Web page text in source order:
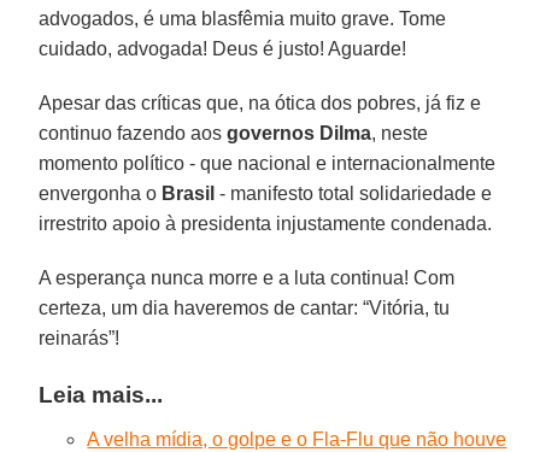
advogados, é uma blasfêmia muito grave. Tome
cuidado, advogada! Deus é justo! Aguarde!
Apesar das críticas que, na ótica dos pobres, já fiz e
continuo fazendo aosgovernos Dilma, neste
momento político - que nacional e internacionalmente
envergonha o Brasil - manifesto total solidariedade e
irrestrito apoio à presidenta injustamente condenada.
A esperança nunca morre e a luta continua! Com
certeza, um dia haveremos de cantar: “Vitória, tu
reinarás”!
Leia mais...
A velha mídia, o golpe e o Fla-Flu que não houve